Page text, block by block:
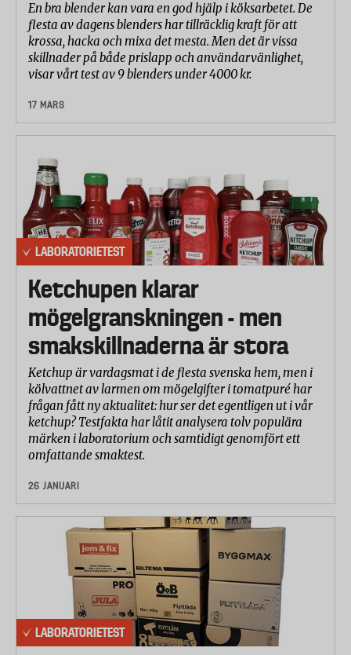
En bra blender kan vara en god hjälp i köksarbetet. De
flesta av dagens blenders har tillräcklig kraft för att
krossa, hacka och mixa det mesta. Men det är vissa
skillnader på både prislapp och användarvänlighet,
visar vårt test av 9 blenders under 4000 kr.
17 MARS
LABORATORIETEST
Ketchupen klarar
mögelgranskningen - men
smakskillnaderna är stora
Ketchup är vardagsmat i de flesta svenska hem, men i
kölvattnet av larmen om mögelgifter i tomatpuré har
frågan fått ny aktualitet: hur ser det egentligen ut i vår
ketchup? Testfakta har låtit analysera tolv populära
märken i laboratorium och samtidigt genomfört ett
omfattande smaktest.
26 JANUARI
LABORATORIETEST